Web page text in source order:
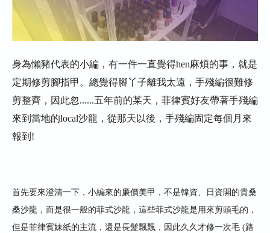
身為懶豬代表的小編 ，有一件一直覺得hen麻煩的事 ，就是
定期修剪腳指甲。總覺得腳丫子離我太遠，手殘編很難修
剪整齊，因此忽......五年前的某天，菲律賓好友帶著手殘編
來到當地的local沙龍，從那天以後，手殘編固定每個月來
報到 !
首先要來澄清一下，小編來的廉價美甲，不是韓資、
日資開的貴桑
桑沙龍，而是很一般的菲式沙龍，這些菲式沙龍是用來剪頭毛的，
但是菲律賓妹紙的主流，還是長髮飄飄，因此久久才修一次毛 (路